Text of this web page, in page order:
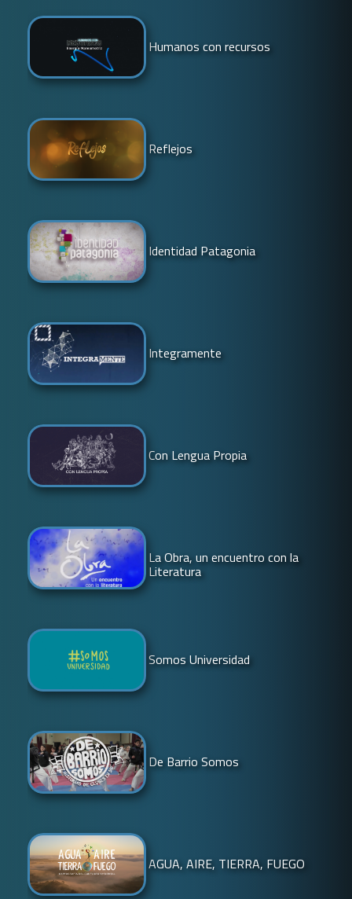
Humanos con recursos
Reflejos
Identidad Patagonia
Integramente
Con Lengua Propia
La Obra, un encuentro con la
Literatura
Somos Universidad
De Barrio Somos
AGUA, AIRE, TIERRA, FUEGO